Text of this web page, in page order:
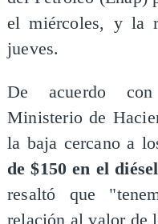
el miércoles, y la
jueves.
De acuerdo
Ministerio de
la baja cercano a
de $150 en el diésel
resaltó que
relación al valor de